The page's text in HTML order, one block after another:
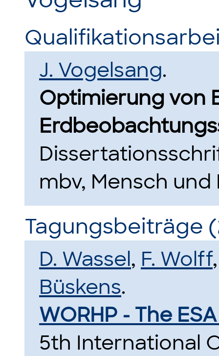
J. Vogelsang.
Optimierung von
mbv, Mensch und
Tagungsbeiträge
D. Wassel, F. Wolff
Büskens.
WORHP - The
5th International